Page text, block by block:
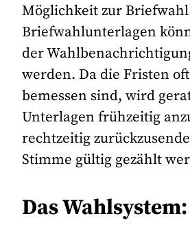
Möglichkeit zur
Briefwahlunterlagen
der
werden. Da die Fristen
bemessen sind, wird
Unterlagen frühzeitig
rechtzeitig
Stimme gültig gezählt
Das